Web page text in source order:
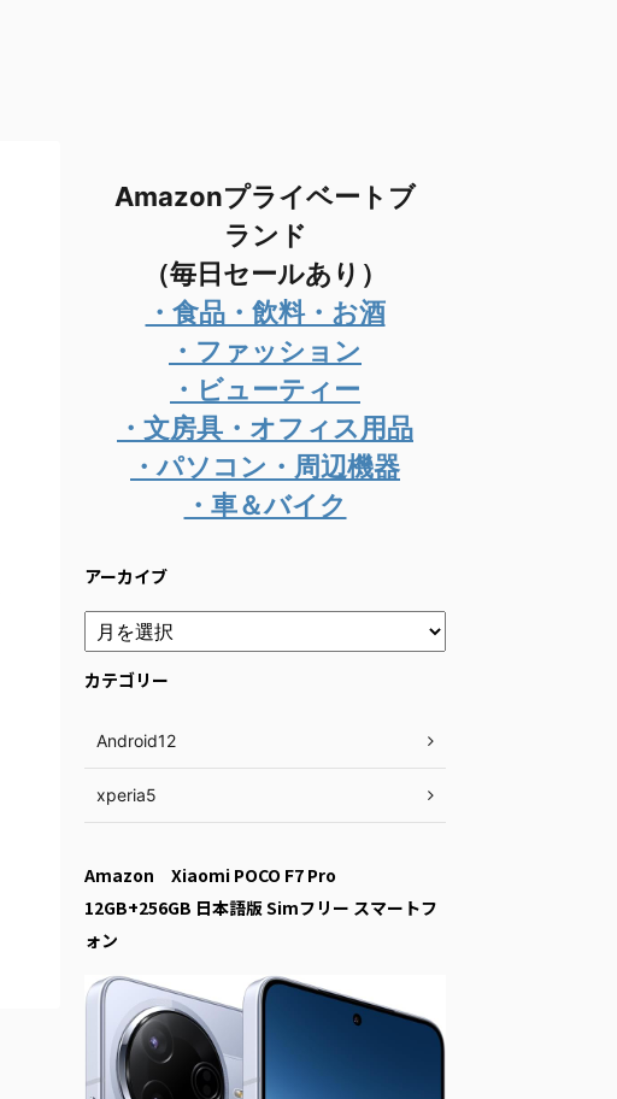
Amazonプライベートブ
ランド
（毎日セールあり）
・食品・飲料・お酒
・ファッション
・ビューティー
・文房具・オフィス用品
・パソコン・周辺機器
・車＆バイク
アーカイブ
カテゴリー
Android12
xperia5
Amazon Xiaomi POCO F7 Pro
12GB+256GB 日本語版 Simフリー スマートフ
ォン